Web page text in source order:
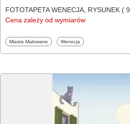
FOTOTAPETA WENECJA, RYSUNEK (
Cena zależy od wymiarów
Fototapety
Miasta Malowane Fototapety
Wenecja